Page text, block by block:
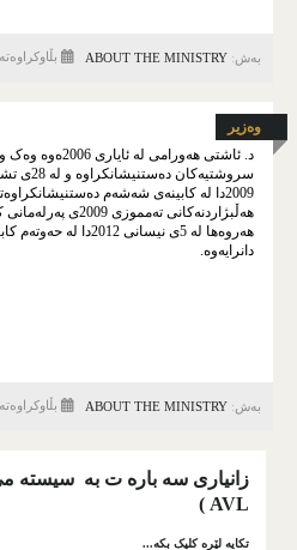
نەخشە و داتا
کانزاگەری
تيَرِوانين
وەبەر‌هێنان لە کوردستان
پاڵاوتن و پاشکۆکانی
سەنتەری میدیا
بەش: ABOUT THE MINISTRY بڵاوكراوەتەوە لە
وەزیر
د. ئاشتی هەورامی لە
سروشتیەکان
2009دا لە کابینەی شەشەم
هەڵبژاردنەکانی تەمموزی
هەروەها لە 5ی نیسانی
دانرایەوە.
بەش: ABOUT THE MINISTRY بڵاوكراوەتەوە لە
زانیاری سه باره ت به سیسته
AVL
)
تکایه لێره کلیک بکه...